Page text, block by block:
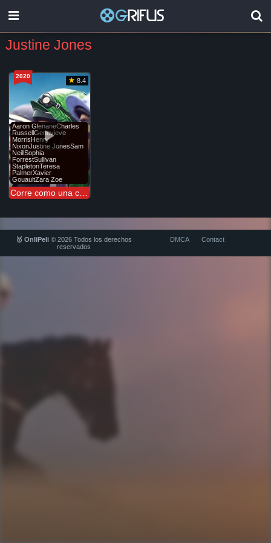
Justine Jones
8.4
Aaron GlenaneCharles
RussellGenevieve
MorrisHenry
NixonJustine JonesSam
NeillSophia
ForrestSullivan
StapletonTeresa
PalmerXavier
GouaultZara Zoe
2020
🥇 OnliPeli © 2026 Todos los derechos
reservados
DMCA Contact